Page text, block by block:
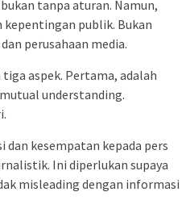
tanpa aturan. Namun,
kepentingan publik. Bukan
perusahaan media.
aspek. Pertama, adalah
understanding.
kesempatan kepada pers
Ini diperlukan supaya
misleading dengan informasi